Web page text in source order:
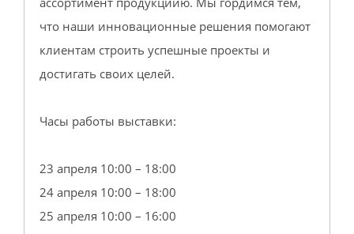
что наши инновационные решения помогают
клиентам строить успешные проекты и
достигать своих целей.
Часы работы выставки:
23 апреля 10:00 – 18:00
24 апреля 10:00 – 18:00
25 апреля 10:00 – 16:00